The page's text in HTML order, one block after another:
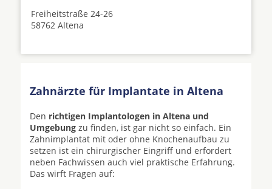
Freiheitstraße 24-26
58762 Altena
Zahnärzte für Implantate in Altena
Den richtigen Implantologen in Altena und
Umgebung zu finden, ist gar nicht so einfach. Ein
Zahnimplantat mit oder ohne Knochenaufbau zu
setzen ist ein chirurgischer Eingriff und erfordert
neben Fachwissen auch viel praktische Erfahrung.
Das wirft Fragen auf: